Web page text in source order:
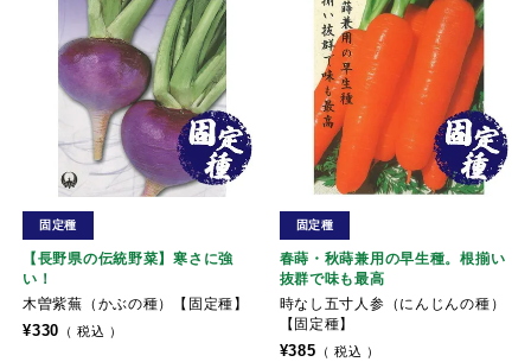
【長野県の伝統野菜】寒さに強
い！
木曽紫蕪（かぶの種）【固定種】
固定種
¥330 税込
春蒔・秋蒔兼用の早生種。根揃い
抜群で味も最高
時なし五寸人参（にんじんの種）
【固定種】
固定種
¥385 税込